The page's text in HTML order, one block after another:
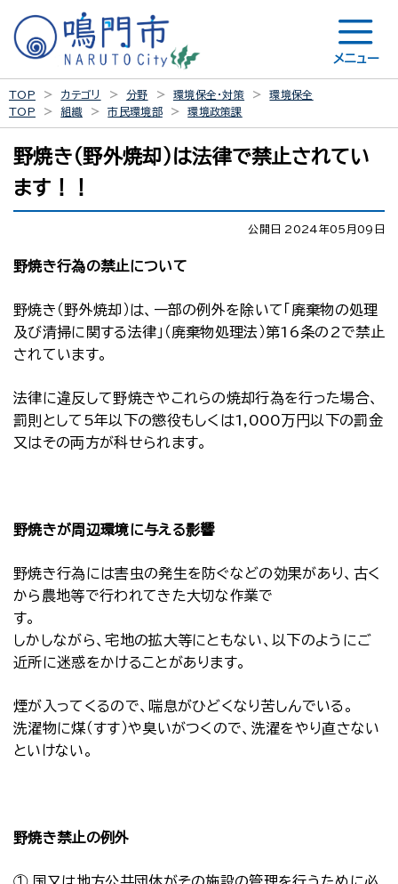
メニュー
TOP カテゴリ 分野 環境保全・対策
環境保全
TOP
組織 市民環境部 環境政策課
野焼き（野外焼却）は法律で禁止されてい
ます！！
公開日 2024年05月09日
野焼き行為の禁止について
野焼き（野外焼却）は、一部の例外を除いて「廃棄物の処理
及び清掃に関する法律」（廃棄物処理法）第16条の2で禁止
されています。
法律に違反して野焼きやこれらの焼却行為を行った場合、
罰則として5年以下の懲役もしくは1,000万円以下の罰金
又はその両方が科せられます。
野焼きが周辺環境に与える影響
野焼き行為には害虫の発生を防ぐなどの効果があり、古く
から農地等で行われてきた大切な作業で
しかしながら、宅地の拡大等にともない、以下のようにご
近所に迷惑をかけることがあります。
煙が入ってくるので、喘息がひどくなり苦しんでいる。
洗濯物に煤（すす）や臭いがつくので、洗濯をやり直さない
といけない。
野焼き禁止の例外